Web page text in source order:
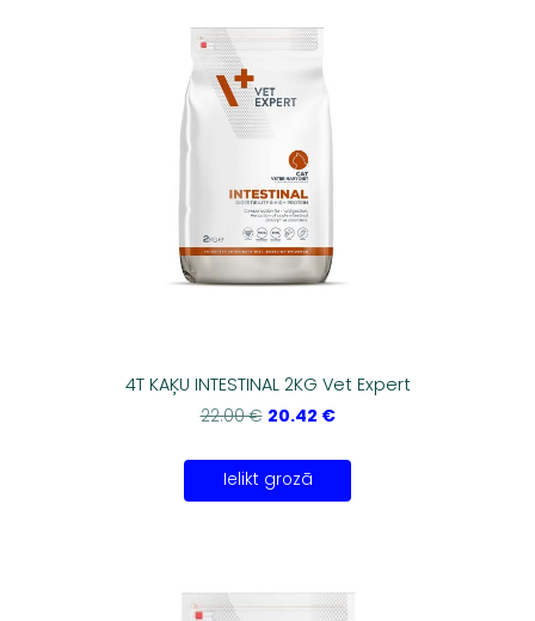
4T KAĶU INTESTINAL 2KG Vet Expert
22.00 € 20.42 €
Ielikt grozā